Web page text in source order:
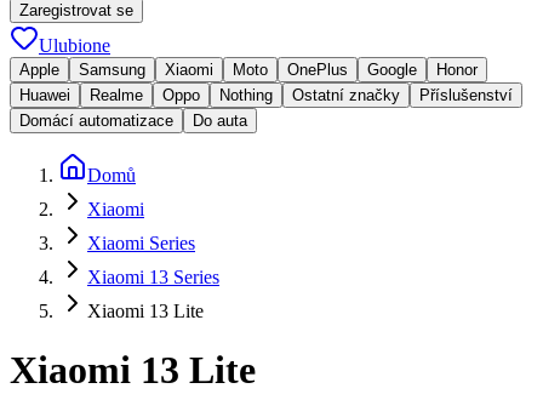
Zaregistrovat se
Ulubione
Apple Samsung Xiaomi Moto OnePlus Google
Honor
Huawei
Realme Oppo Nothing Ostatní značky
Příslušenství
Domácí automatizace
Do auta
Domů
Xiaomi
Xiaomi Series
Xiaomi 13 Series
Xiaomi 13 Lite
Xiaomi 13 Lite